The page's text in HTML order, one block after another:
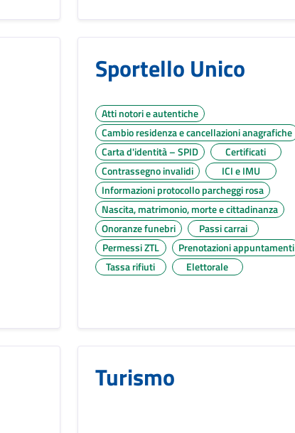
Sportello Unico
Atti notori e autentiche
Cambio residenza e cancellazioni anagrafiche
Carta d'identità – SPID
Certificati
Contrassegno invalidi
ICI e IMU
Informazioni protocollo parcheggi rosa
Nascita, matrimonio, morte e cittadinanza
Onoranze funebri
Passi carrai
Permessi ZTL
Prenotazioni appuntamenti
Tassa rifiuti
Elettorale
Turismo